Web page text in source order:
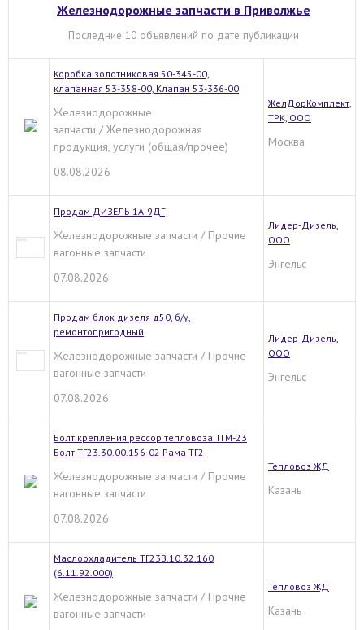
Железнодорожные запчасти в Приволжье
Последние 10 объявлений по дате публикации
Коробка золотниковая 50-345-00,
клапанная 53-358-00, Клапан 53-336-00
Железнодорожные
запчасти / Железнодорожная
продукция, услуги (общая/прочее)
08.08.2026
ЖелДорКомплект,
ТРК, ООО
Москва
Продам ДИЗЕЛЬ 1А-9ДГ
Железнодорожные запчасти / Прочие
вагонные запчасти
07.08.2026
Лидер-Дизель,
ООО
Энгельс
Продам блок дизеля д50, б/у,
ремонтопригодный
Железнодорожные запчасти / Прочие
вагонные запчасти
07.08.2026
Лидер-Дизель,
ООО
Энгельс
Болт крепления рессор тепловоза ТГМ-23
Болт ТГ23.30.00.156-02 Рама ТГ2
Железнодорожные запчасти / Прочие
вагонные запчасти
07.08.2026
Тепловоз ЖД
Казань
Маслоохладитель ТГ23В.10.32.160
(6.11.92.000)
Железнодорожные запчасти / Прочие
вагонные запчасти
Тепловоз ЖД
Казань